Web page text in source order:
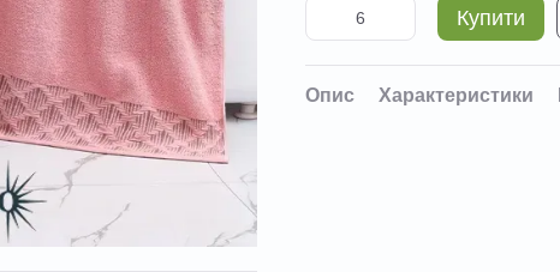
Купити
Опис Характеристики